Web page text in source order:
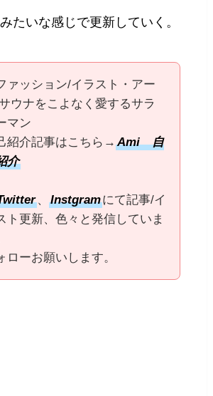
たいな感じで更新していく。
ァッション/イラスト・アー
ウナをこよなく愛するサラ
マン
紹介記事はこちら→Ami 自
介
、Instgramにて記事/イ
ト更新、色々と発信していま
ローお願いします。